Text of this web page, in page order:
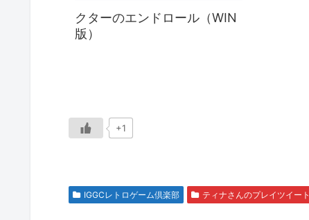
クターのエンドロール（WIN
版）
+1
IGGCレトロゲーム倶楽部 ティナさんのプレイツイート